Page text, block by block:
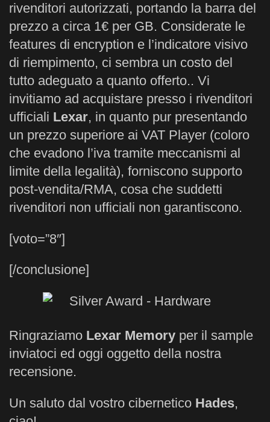
rivenditori autorizzati, portando la barra del
prezzo a circa 1€ per GB. Considerate le
features di encryption e l’indicatore visivo
di riempimento, ci sembra un costo del
tutto adeguato a quanto offerto.. Vi
invitiamo ad acquistare presso i rivenditori
ufficiali Lexar, in quanto pur presentando
un prezzo superiore ai VAT Player (coloro
che evadono l’iva tramite meccanismi al
limite della legalità), forniscono supporto
post-vendita/RMA, cosa che suddetti
rivenditori non ufficiali non garantiscono.
[voto=”8″]
[/conclusione]
Ringraziamo Lexar Memory per il sample
inviatoci ed oggi oggetto della nostra
recensione.
Un saluto dal vostro cibernetico Hades,